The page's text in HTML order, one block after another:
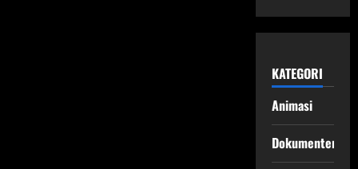
KATEGORI
Animasi
Dokumenter